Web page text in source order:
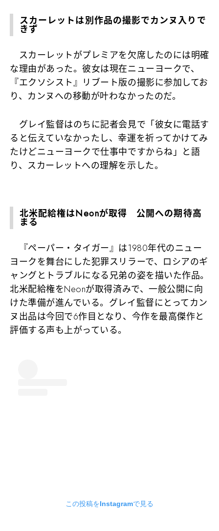
スカーレットは別作品の撮影でカンヌ入りで
きず
スカーレットがプレミアを欠席したのには明確
な理由があった。彼女は現在ニューヨークで、
『エクソシスト』リブート版の撮影に参加してお
り、カンヌへの移動が叶わなかったのだ。
グレイ監督はのちに記者会見で「彼女に電話す
ると伝えていなかったし、幸運を祈ってかけてみ
たけどニューヨークで仕事中ですからね」と語
り、スカーレットへの理解を示した。
北米配給権はNeonが取得 公開への期待高
まる
『ペーパー・タイガー』は1980年代のニュー
ヨークを舞台にした犯罪スリラーで、ロシアのギ
ャングとトラブルになる兄弟の姿を描いた作品。
北米配給権をNeonが取得済みで、一般公開に向
けた準備が進んでいる。グレイ監督にとってカン
ヌ出品は今回で6作目となり、今作を最高傑作と
評価する声も上がっている。
この投稿をInstagramで見る